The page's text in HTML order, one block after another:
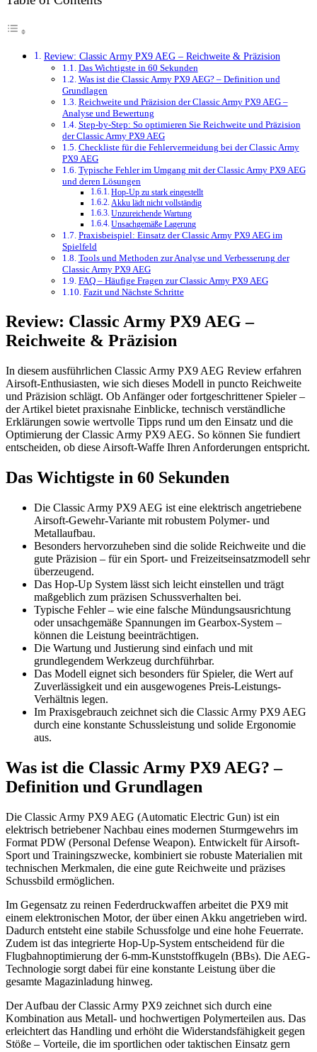
Review: Classic Army PX9 AEG – Reichweite & Präzision
Das Wichtigste in 60 Sekunden
Was ist die Classic Army PX9 AEG? – Definition und
Grundlagen
Reichweite und Präzision der Classic Army PX9 AEG –
Analyse und Bewertung
Step-by-Step: So optimieren Sie Reichweite und Präzision
der Classic Army PX9 AEG
Checkliste für die Fehlervermeidung bei der Classic Army
PX9 AEG
Typische Fehler im Umgang mit der Classic Army PX9 AEG
und deren Lösungen
Hop-Up zu stark eingestellt
Akku lädt nicht vollständig
Unzureichende Wartung
Unsachgemäße Lagerung
Praxisbeispiel: Einsatz der Classic Army PX9 AEG im
Spielfeld
Tools und Methoden zur Analyse und Verbesserung der
Classic Army PX9 AEG
FAQ – Häufige Fragen zur Classic Army PX9 AEG
Fazit und Nächste Schritte
Review: Classic Army PX9 AEG –
Reichweite & Präzision
In diesem ausführlichen Classic Army PX9 AEG Review erfahren
Airsoft-Enthusiasten, wie sich dieses Modell in puncto Reichweite
und Präzision schlägt. Ob Anfänger oder fortgeschrittener Spieler –
der Artikel bietet praxisnahe Einblicke, technisch verständliche
Erklärungen sowie wertvolle Tipps rund um den Einsatz und die
Optimierung der Classic Army PX9 AEG. So können Sie fundiert
entscheiden, ob diese Airsoft-Waffe Ihren Anforderungen entspricht.
Das Wichtigste in 60 Sekunden
Die Classic Army PX9 AEG ist eine elektrisch angetriebene
Airsoft-Gewehr-Variante mit robustem Polymer- und
Metallaufbau.
Besonders hervorzuheben sind die solide Reichweite und die
gute Präzision – für ein Sport- und Freizeitseinsatzmodell sehr
überzeugend.
Das Hop-Up System lässt sich leicht einstellen und trägt
maßgeblich zum präzisen Schussverhalten bei.
Typische Fehler – wie eine falsche Mündungsausrichtung
oder unsachgemäße Spannungen im Gearbox-System –
können die Leistung beeinträchtigen.
Die Wartung und Justierung sind einfach und mit
grundlegendem Werkzeug durchführbar.
Das Modell eignet sich besonders für Spieler, die Wert auf
Zuverlässigkeit und ein ausgewogenes Preis-Leistungs-
Verhältnis legen.
Im Praxisgebrauch zeichnet sich die Classic Army PX9 AEG
durch eine konstante Schussleistung und solide Ergonomie
aus.
Was ist die Classic Army PX9 AEG? –
Definition und Grundlagen
Die Classic Army PX9 AEG (Automatic Electric Gun) ist ein
elektrisch betriebener Nachbau eines modernen Sturmgewehrs im
Format PDW (Personal Defense Weapon). Entwickelt für Airsoft-
Sport und Trainingszwecke, kombiniert sie robuste Materialien mit
technischen Merkmalen, die eine gute Reichweite und präzises
Schussbild ermöglichen.
Im Gegensatz zu reinen Federdruckwaffen arbeitet die PX9 mit
einem elektronischen Motor, der über einen Akku angetrieben wird.
Dadurch entsteht eine stabile Schussfolge und eine hohe Feuerrate.
Zudem ist das integrierte Hop-Up-System entscheidend für die
Flugbahnoptimierung der 6-mm-Kunststoffkugeln (BBs). Die AEG-
Technologie sorgt dabei für eine konstante Leistung über die
gesamte Magazinladung hinweg.
Der Aufbau der Classic Army PX9 zeichnet sich durch eine
Kombination aus Metall- und hochwertigen Polymerteilen aus. Das
erleichtert das Handling und erhöht die Widerstandsfähigkeit gegen
Stöße – Vorteile, die im sportlichen oder taktischen Einsatz gern